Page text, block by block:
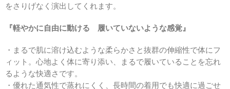
をさりげなく演出してくれます。
『軽やかに自由に動ける 履いていないような感覚』
・まるで肌に溶け込むような柔らかさと抜群の伸縮性で体にフ
ィット。心地よく体に寄り添い、まるで履いていることを忘れ
るような快適さです。
・優れた通気性で蒸れにくく、長時間の着用でも快適に過ごせ